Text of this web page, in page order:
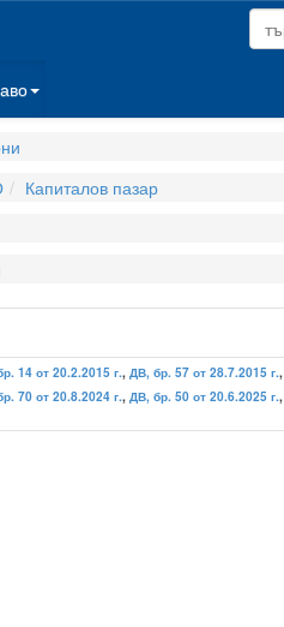
Капиталов пазар
14 от 20.2.2015 г., ДВ, бр. 57 от 28.7.2015 г.,
70 от 20.8.2024 г., ДВ, бр. 50 от 20.6.2025 г.,